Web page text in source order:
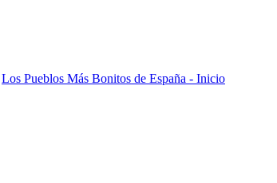
Los Pueblos Más Bonitos de España - Inicio